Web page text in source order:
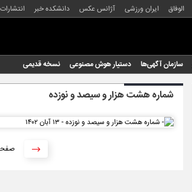
الوفاق ایران ورزشی آژانس عکس دانشکده خبر انتشارات
سازمان آگهی‌ها دستیار هوش مصنوعی نسخه قدیمی
شماره هشت هزار و سیصد و نوزده